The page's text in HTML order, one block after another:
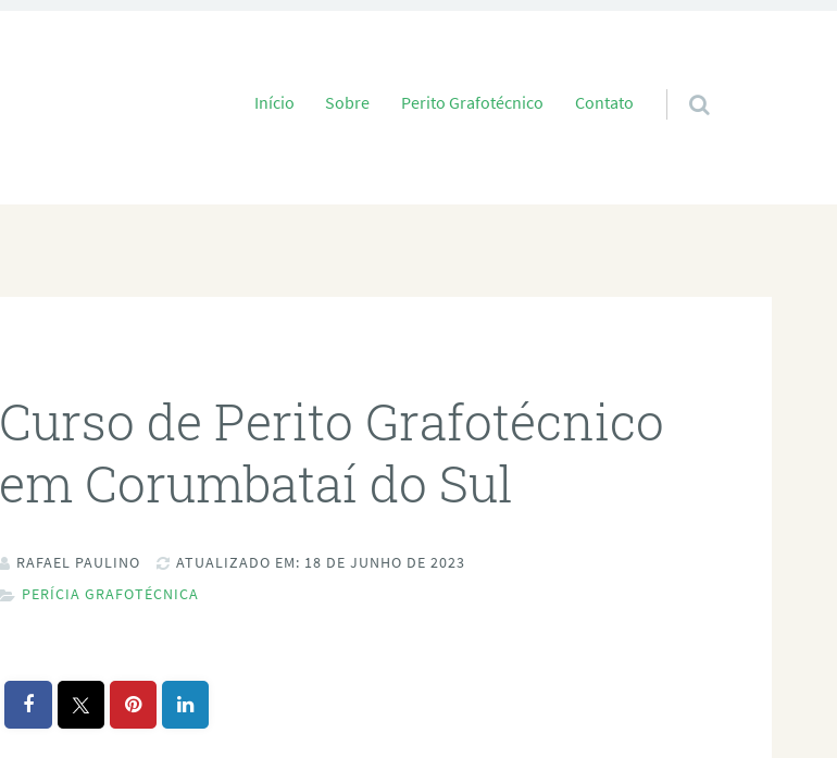
Pular para o conteúdo
Início Sobre Perito Grafotécnico Contato
Curso de Perito Grafotécnico
em Corumbataí do Sul
RAFAEL PAULINO
ATUALIZADO EM: 18 DE JUNHO DE 2023
PERÍCIA GRAFOTÉCNICA